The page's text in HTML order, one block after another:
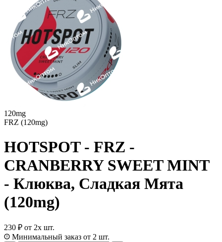
120mg
FRZ (120mg)
HOTSPOT - FRZ -
CRANBERRY SWEET MINT
- Клюква, Сладкая Мята
(120mg)
230 ₽ от 2х шт.
Минимальный заказ от 2 шт.